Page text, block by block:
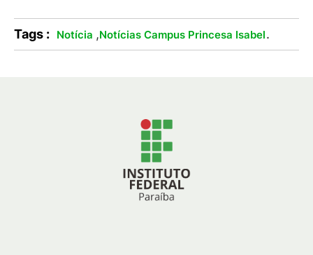
Tags : Notícia ,Notícias Campus Princesa Isabel.